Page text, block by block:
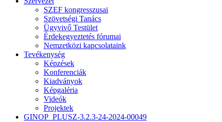
SZEF kongresszusai
Szövetségi Tanács
Ügyvivő Testület
Érdekegyeztetés fórumai
Nemzetközi kapcsolataink
Tevékenység
Képzések
Konferenciák
Kiadványok
Képgaléria
Videók
Projektek
GINOP_PLUSZ-3.2.3-24-2024-00049